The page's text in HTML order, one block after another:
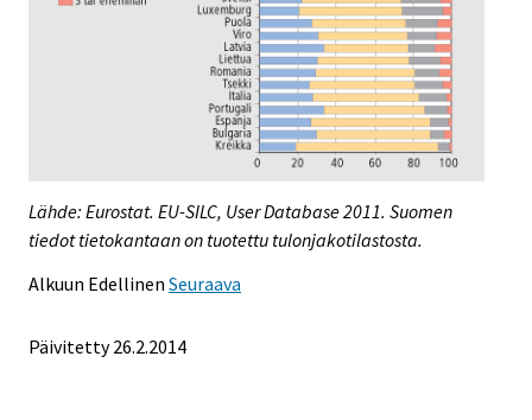
Lähde: Eurostat. EU-SILC, User Database 2011. Suomen
tiedot tietokantaan on tuotettu tulonjakotilastosta.
Alkuun Edellinen Seuraava
Päivitetty 26.2.2014